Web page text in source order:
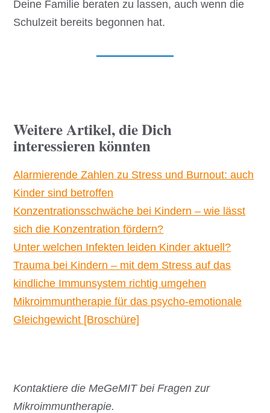
Deine Familie beraten zu lassen, auch wenn die
Schulzeit bereits begonnen hat.
Weitere Artikel, die Dich
interessieren könnten
Alarmierende Zahlen zu Stress und Burnout: auch
Kinder sind betroffen
Konzentrationsschwäche bei Kindern – wie lässt
sich die Konzentration fördern?
Unter welchen Infekten leiden Kinder aktuell?
Trauma bei Kindern – mit dem Stress auf das
kindliche Immunsystem richtig umgehen
Mikroimmuntherapie für das psycho-emotionale
Gleichgewicht [Broschüre]
Kontaktiere die MeGeMIT bei Fragen zur
Mikroimmuntherapie.